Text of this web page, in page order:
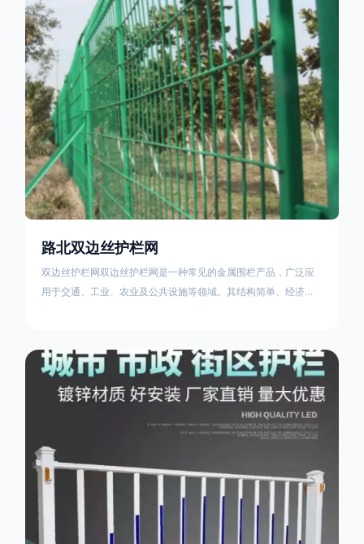
位不得在工地围栏外堆放建筑材料、垃圾和工程渣土。在
路北双边丝护栏网
双边丝护栏网双边丝护栏网是一种常见的金属围栏产品，广泛应
用于交通、工业、农业及公共设施等领域。其结构简单、经济实
边丝护栏网由低碳钢丝（Q235材质）通过焊接或编织形成网格结
构，网片两侧各有一根加固的纵向钢丝（双边丝），用于与立柱
连接固定。其表面通常采用镀锌、喷塑或浸塑处理，以增强耐腐